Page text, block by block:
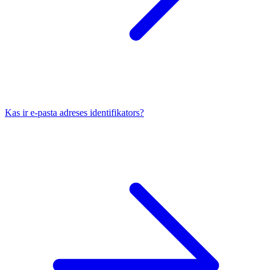
Kas ir e-pasta adreses identifikators?